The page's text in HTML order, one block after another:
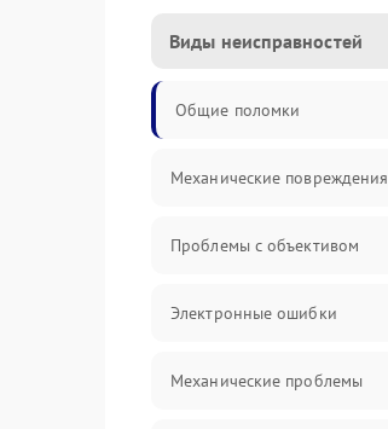
Виды неисправностей
Общие поломки
Механические повреждения
Проблемы с объективом
Электронные ошибки
Механические проблемы